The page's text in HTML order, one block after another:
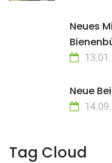
Neues
Neue
Tag Cloud